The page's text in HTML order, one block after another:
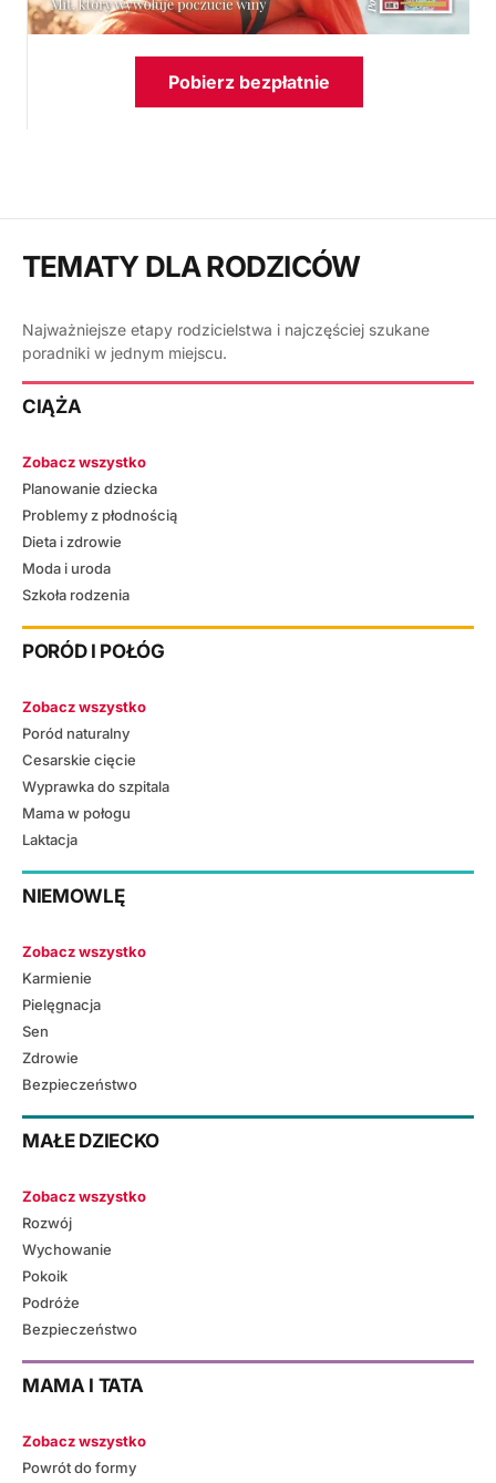
Pobierz bezpłatnie
TEMATY DLA RODZICÓW
Najważniejsze etapy rodzicielstwa i najczęściej szukane
poradniki w jednym miejscu.
CIĄŻA
Zobacz wszystko
Planowanie dziecka
Problemy z płodnością
Dieta i zdrowie
Moda i uroda
Szkoła rodzenia
PORÓD I POŁÓG
Zobacz wszystko
Poród naturalny
Cesarskie cięcie
Wyprawka do szpitala
Mama w połogu
Laktacja
NIEMOWLĘ
Zobacz wszystko
Karmienie
Pielęgnacja
Sen
Zdrowie
Bezpieczeństwo
MAŁE DZIECKO
Zobacz wszystko
Rozwój
Wychowanie
Pokoik
Podróże
Bezpieczeństwo
MAMA I TATA
Zobacz wszystko
Powrót do formy